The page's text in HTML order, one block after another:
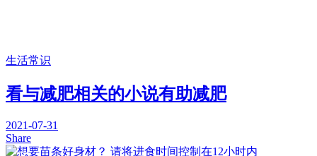
生活常识
看与减肥相关的小说有助减肥
2021-07-31
Share